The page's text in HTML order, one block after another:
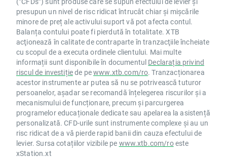
presupun un nivel de risc ridicat întrucât chiar și mișcările
minore de preț ale activului suport vă pot afecta contul.
Balanța contului poate fi pierdută în totalitate. XTB
acţionează în calitate de contraparte în tranzacţiile încheiate
cu scopul de a executa ordinele clientului. Mai multe
informații sunt disponibile în documentul Declarația privind
riscul de investițiede pewww.xtb.com/ro. Tranzacționarea
acestor instrumente ar putea să nu se potrivească tuturor
persoanelor, așadar se recomandă înțelegerea riscurilor și a
mecanismului de funcționare, precum și parcurgerea
programelor educaționale dedicate sau apelarea la asistență
personalizată. CFD-urile sunt instrumente complexe și au un
risc ridicat de a vă pierde rapid banii din cauza efectului de
levier. Sursa cotațiilor vizibile pe www.xtb.com/roeste
xStation.xt